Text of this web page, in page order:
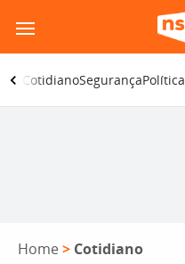
para
o
conteúdo
CotidianoSegurançaPolítica
Home > Cotidiano